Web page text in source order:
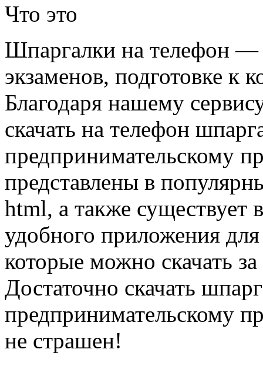
Что это
Шпаргалки на телефон —
экзаменов, подготовке к
Благодаря нашему
скачать на телефон
предпринимательскому
представлены в
html, а также существует
удобного приложения
которые можно скачать
Достаточно скачать
предпринимательскому
не страшен!